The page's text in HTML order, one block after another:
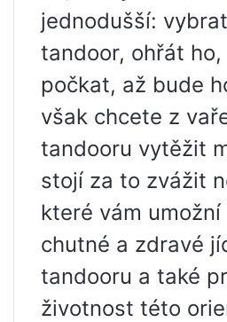
jednodušší:
tandoor, ohřát
počkat, až bude
však chcete z
tandooru vytěžit
stojí za to zvážit
které vám
chutné a zdravé
tandooru a také
životnost této